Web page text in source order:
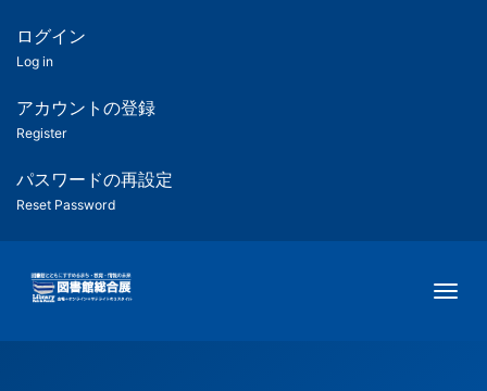
ツ
匿
名
ユ
ー
ー
用
メ
ログイン
Log in
アカウントの登録
Register
パスワードの再設定
Reset Password